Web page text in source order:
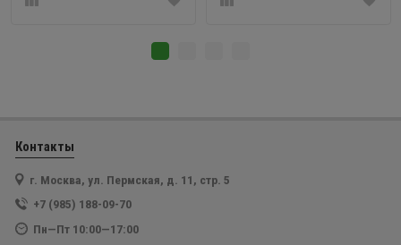
Контакты
г. Москва, ул. Пермская, д. 11, стр. 5
+7 (985) 188-09-70
Пн—Пт 10:00—17:00